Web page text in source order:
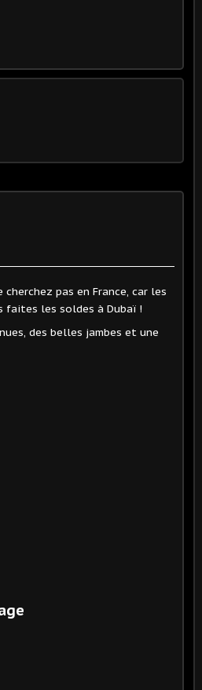
pas en France, car les
les soldes à Dubaï !
des belles jambes et une